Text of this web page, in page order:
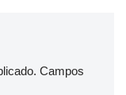
Campos